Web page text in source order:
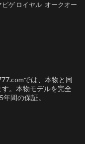
ピゲ ロイヤル オークオー
では、本物と同
。本物モデルを完全
間の保証。